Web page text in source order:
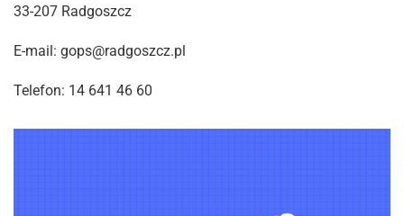
33-207 Radgoszcz
E-mail: gops@radgoszcz.pl
Telefon: 14 641 46 60